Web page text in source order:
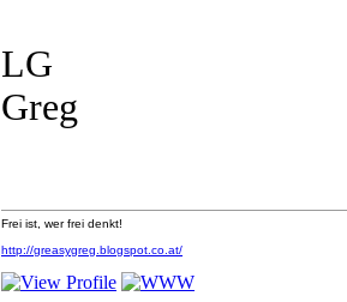
LG
Greg
Frei ist, wer frei denkt!
http://greasygreg.blogspot.co.at/